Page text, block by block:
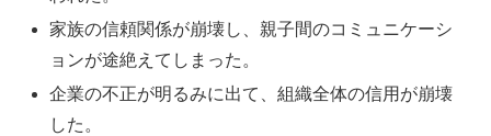
家族の信頼関係が崩壊し、親子間のコミュニケーシ
ョンが途絶えてしまった。
企業の不正が明るみに出て、組織全体の信用が崩壊
した。